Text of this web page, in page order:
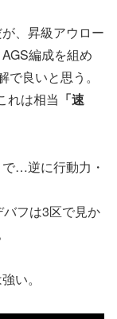
、昇級アウロー
編成を組め
良いと思う。
れは相当 「速
…逆に行動力・
バフは3区で見か
い。